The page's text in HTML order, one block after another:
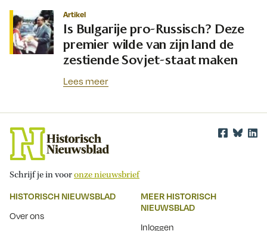
Artikel
Is Bulgarije pro-Russisch? Deze
premier wilde van zijn land de
zestiende Sovjet-staat maken
Lees meer
Schrijf je in vooronze nieuwsbrief
HISTORISCH NIEUWSBLAD
Over ons
MEER HISTORISCH
NIEUWSBLAD
Inloggen